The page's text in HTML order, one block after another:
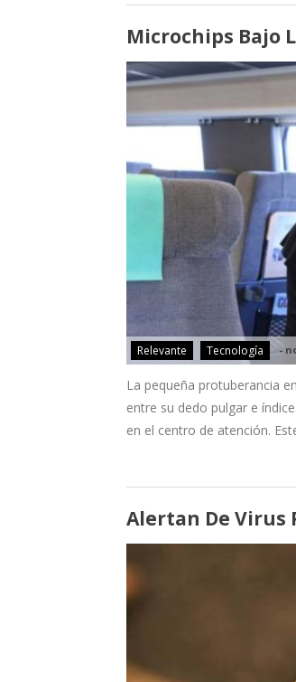
Microchips Bajo
Relevante Tecnología -
La pequeña protuberancia
entre su dedo pulgar e
en el centro de atención.
Alertan De Virus